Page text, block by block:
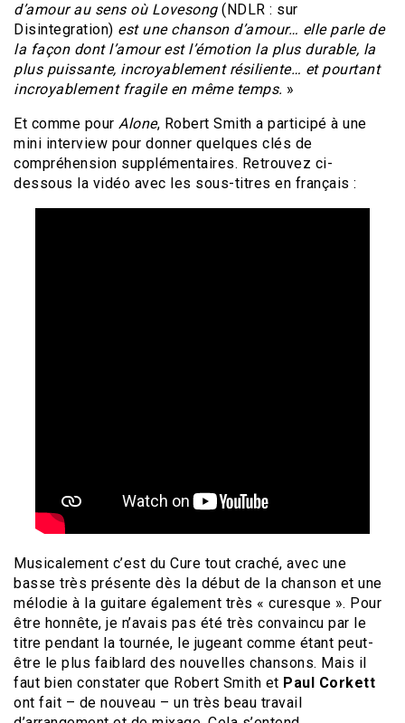
d’amour au sens où Lovesong (NDLR : sur
Disintegration) est une chanson d’amour… elle parle de
la façon dont l’amour est l’émotion la plus durable, la
plus puissante, incroyablement résiliente… et pourtant
incroyablement fragile en même temps. »
Et comme pour Alone, Robert Smith a participé à une
mini interview pour donner quelques clés de
compréhension supplémentaires. Retrouvez ci-
dessous la vidéo avec les sous-titres en français :
Musicalement c’est du Cure tout craché, avec une
basse très présente dès la début de la chanson et une
mélodie à la guitare également très « curesque ». Pour
être honnête, je n’avais pas été très convaincu par le
titre pendant la tournée, le jugeant comme étant peut-
être le plus faiblard des nouvelles chansons. Mais il
faut bien constater que Robert Smith et Paul Corkett
ont fait – de nouveau – un très beau travail